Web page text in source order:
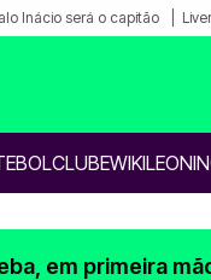
Inácio será o capitão
CLUBE
em primeira